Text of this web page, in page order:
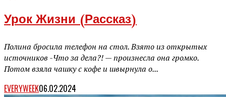
Урок Жизни (рассказ)
Полина бросила телефон на стол. Взято из открытых
источников -Что за дела?! — произнесла она громко.
Потом взяла чашку с кофе и швырнула о...
EVERYWEEK06.02.2024